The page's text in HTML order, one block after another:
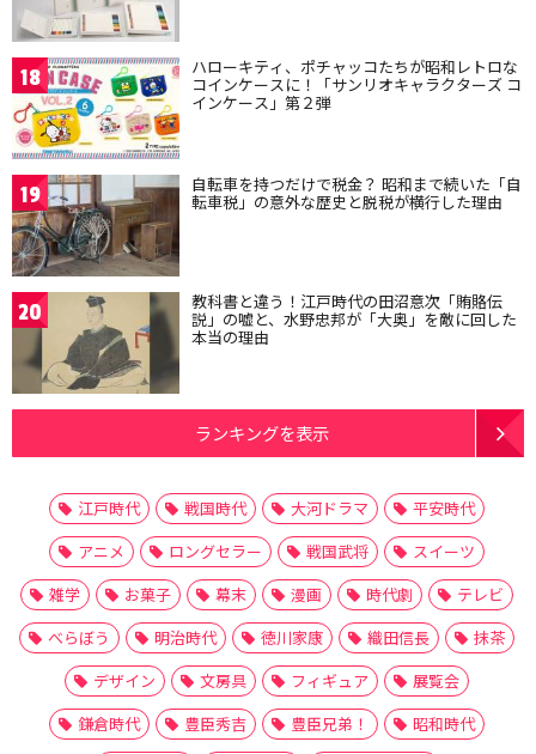
18 ハローキティ、ポチャッコたちが昭和レトロな
コインケースに！「サンリオキャラクターズ コ
インケース」第２弾
19 自転車を持つだけで税金？ 昭和まで続いた「自
転車税」の意外な歴史と脱税が横行した理由
20 教科書と違う！江戸時代の田沼意次「賄賂伝
説」の嘘と、水野忠邦が「大奥」を敵に回した
本当の理由
ランキングを表示
江戸時代 戦国時代 大河ドラマ
平安時代
アニメ
ロングセラー 戦国武将
スイーツ
雑学
お菓子 幕末 漫画 時代劇
テレビ
べらぼう
明治時代 徳川家康 織田信長
抹茶
デザイン
文房具 フィギュア
展覧会
鎌倉時代
豊臣秀吉 豊臣兄弟！
昭和時代